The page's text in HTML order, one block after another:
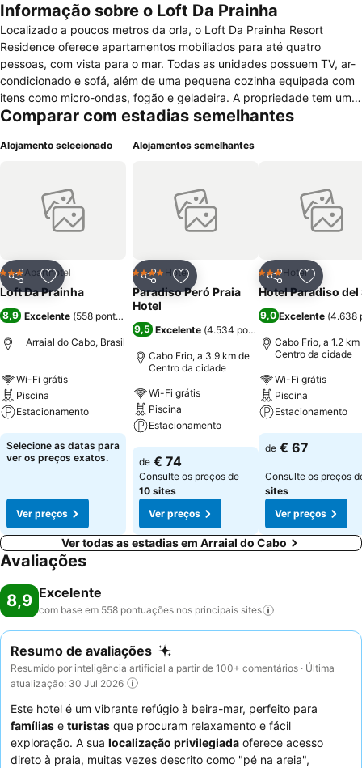
Informação sobre o Loft Da Prainha
Localizado a poucos metros da orla, o Loft Da Prainha Resort
Residence oferece apartamentos mobiliados para até quatro
pessoas, com vista para o mar. Todas as unidades possuem TV, ar-
condicionado e sofá, além de uma pequena cozinha equipada com
itens como micro-ondas, fogão e geladeira. A propriedade tem uma
área de lazer com jardim, piscina e sauna. Há também Wi-Fi e
preparar as refeições na própria acomodação ou aproveitar para
aproximadamente um quilômetro de distância do local. O Loft Da
Prainha Resort Residence está a menos de dois quilômetros da Praia
dos Anjos, de onde saem os principais passeios de barco, e da Praia
Comparar com estadias semelhantes
Alojamento selecionado
PartilharAdicionar aos favoritos
3 EstrelasAparthotel
Loft Da Prainha
8,9 Excelente (558 pontuações
Arraial do Cabo, Brasil
Wi-Fi grátis
Piscina
Estacionamento
Ver preços
Selecione as datas para
ver os preços exatos.
Ver preços
Alojamentos semelhantes
PartilharAdicionar aos favoritos
4 EstrelasHotel
Paradiso Peró Praia
Hotel
9,5 Excelente (4.534 pontuações
Cabo Frio, a 3.9 km de
Centro da cidade
Wi-Fi grátis
Piscina
Estacionamento
Ver preços
de € 74
Consulte os preços de
10 sites
Ver preços
Partilhar
3 Estrelas
Hotel
Hotel Paradiso del
9,0Excelente (4.638
Cabo Frio, a 1.2 km
Centro da cidade
Wi-Fi grátis
Piscina
Estacionamento
Ver preços
de € 67
Consulte os preços
sites
Ver preços
Ver todas as estadias em Arraial do Cabo
Avaliações
8,9 Excelente
com base em 558 pontuações nos principais sites
Resumo de avaliações
Resumido por inteligência artificial a partir de 100+ comentários · Última
atualização: 30 Jul 2026
Este hotel é um vibrante refúgio à beira-mar, perfeito para
famílias e turistas que procuram relaxamento e fácil
exploração. A sua localização privilegiada oferece acesso
direto à praia, muitas vezes descrito como "pé na areia",